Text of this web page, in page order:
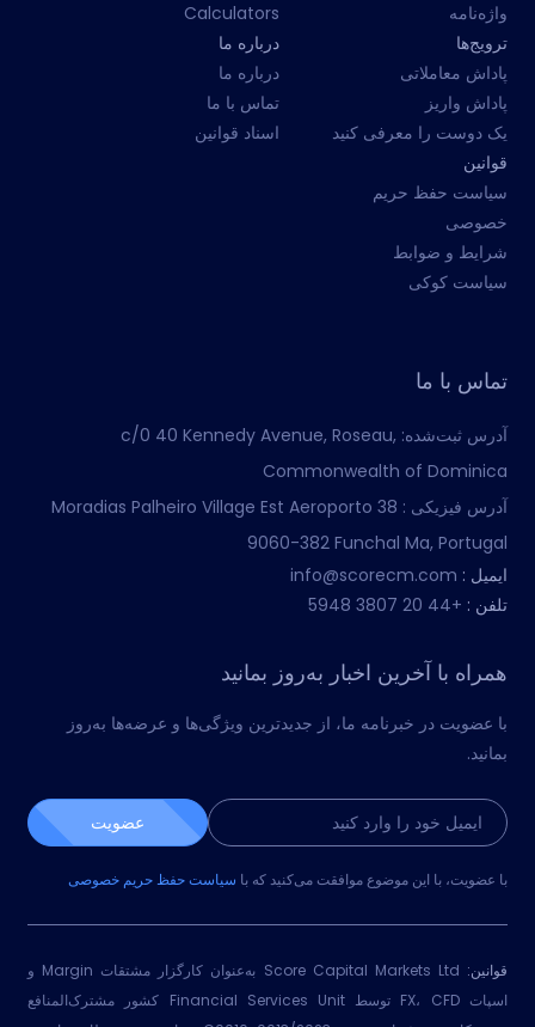
واژه‌نامه
Calculators
ترویج‌ها
پاداش معاملاتی
پاداش واریز
یک دوست را معرفی کنید
درباره ما
درباره ما
تماس با ما
اسناد قوانین
قوانین
سیاست حفظ حریم
خصوصی
شرایط و ضوابط
سیاست کوکی
تماس با ما
آدرس ثبت‌شده: c/0 40 Kennedy Avenue, Roseau,
Commonwealth of Dominica
آدرس فیزیکی : Moradias Palheiro Village Est Aeroporto 38
9060-382 Funchal Ma, Portugal
ایمیل :
تلفن : +44 20 3807 5948
همراه با آخرین اخبار به‌روز بمانید
با عضویت در خبرنامه ما، از جدیدترین ویژگی‌ها و عرضه‌ها به‌روز
بمانید.
عضویت
با عضویت، با این موضوع موافقت می‌کنید که با سیاست حفظ حریم خصوصی
قوانین:
Score Capital Markets Ltd به‌عنوان کارگزار مشتقات Margin و
اسپات FX، CFD توسط Financial Services Unit کشور مشترک‌المنافع